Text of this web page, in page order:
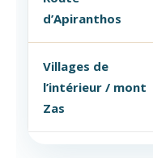
d’Apiranthos
Villages de
l’intérieur / mont
Zas